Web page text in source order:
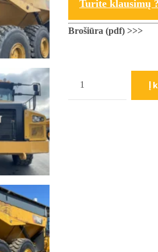
Turite klausimų ?
Brošiūra (pdf) >>>
Į